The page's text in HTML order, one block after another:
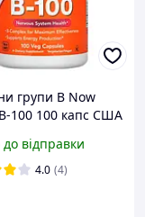
групи B Now
100 100 капс США
до відправки
4.0 (4)